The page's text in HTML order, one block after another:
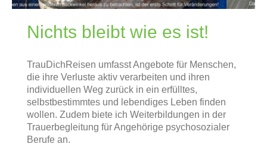
Nichts bleibt wie es ist!
TrauDichReisen umfasst Angebote für Menschen,
die ihre Verluste aktiv verarbeiten und ihren
individuellen Weg zurück in ein erfülltes,
selbstbestimmtes und lebendiges Leben finden
wollen. Zudem biete ich Weiterbildungen in der
Trauerbegleitung für Angehörige psychosozialer
Berufe an.